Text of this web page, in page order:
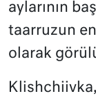
aylarının
taarruzun
olarak